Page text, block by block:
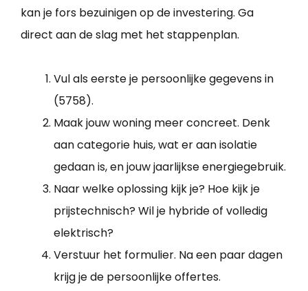
kan je fors bezuinigen op de investering. Ga
direct aan de slag met het stappenplan.
Vul als eerste je persoonlijke gegevens in
(5758).
Maak jouw woning meer concreet. Denk
aan categorie huis, wat er aan isolatie
gedaan is, en jouw jaarlijkse energiegebruik.
Naar welke oplossing kijk je? Hoe kijk je
prijstechnisch? Wil je hybride of volledig
elektrisch?
Verstuur het formulier. Na een paar dagen
krijg je de persoonlijke offertes.